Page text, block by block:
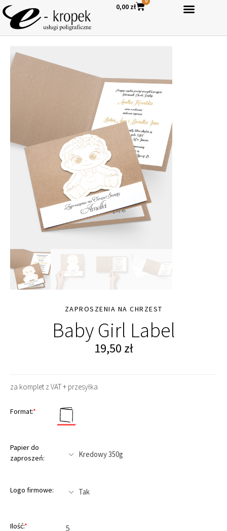
0,00 zł
ZAPROSZENIA NA CHRZEST
Baby Girl Label
19,50 zł
za komplet z VAT + przesyłka
Format:*
Papier do
zaproszeń:
Logo firmowe:
Ilość:*